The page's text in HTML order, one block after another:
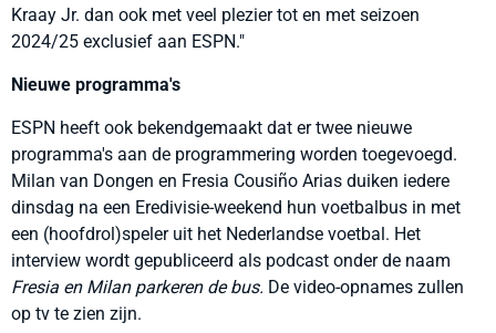
Kraay Jr. dan ook met veel plezier tot en met seizoen
2024/25 exclusief aan ESPN."
Nieuwe programma's
ESPN heeft ook bekendgemaakt dat er twee nieuwe
programma's aan de programmering worden toegevoegd.
Milan van Dongen en Fresia Cousiño Arias duiken iedere
dinsdag na een Eredivisie-weekend hun voetbalbus in met
een (hoofdrol)speler uit het Nederlandse voetbal. Het
interview wordt gepubliceerd als podcast onder de naam
Fresia en Milan parkeren de bus. De video-opnames zullen
op tv te zien zijn.